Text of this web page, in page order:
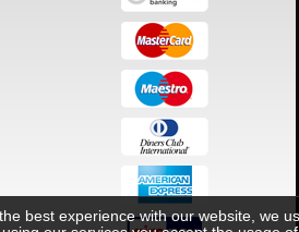
best experience with our website, we